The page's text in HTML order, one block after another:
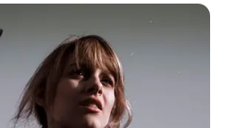
sitio.
los heridos en
del Palacio de Justicia de